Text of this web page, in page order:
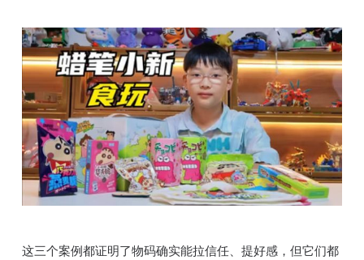
这三个案例都证明了物码确实能拉信任、提好感，但它们都